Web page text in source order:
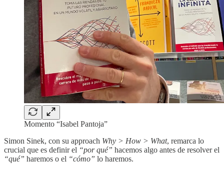
Momento “Isabel Pantoja”
Simon Sinek, con su approach Why > How > What, remarca lo
crucial que es definir el “por qué” hacemos algo antes de resolver el
“qué” haremos o el “cómo” lo haremos.